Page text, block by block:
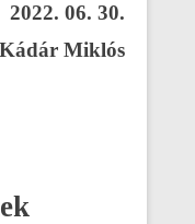
2022. 06. 30.
Kádár Miklós